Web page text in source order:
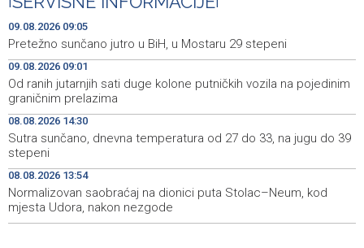
15:40 Priopćenje za javnost HDZ 1990
Pentagon pozvao američke odbrambene firme da
ubrzaju proizvodnju oružja usred iscrpljenih zaliha
14:39
Svečano otvoren 26. Cazin Grand Prix, staza 'Krajiška
zmija' ponovo okupila ljubitelje motosporta
13:20
Mostar Jazz Fest 2026. od 23. do 25. kolovoza donosi
tri večeri vrhunske glazbe
12:21 Izraelske snage izvode nova rušenja u južnom Libanu
09.08.2026 09:05
Pretežno sunčano jutro u BiH, u Mostaru 29 stepeni
09.08.2026 09:01
Od ranih jutarnjih sati duge kolone putničkih vozila na pojedinim
graničnim prelazima
08.08.2026 14:30
Sutra sunčano, dnevna temperatura od 27 do 33, na jugu do 39
stepeni
08.08.2026 13:54
Normalizovan saobraćaj na dionici puta Stolac–Neum, kod
mjesta Udora, nakon nezgode